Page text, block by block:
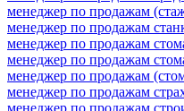
менеджер по продажам
менеджер по продажам
менеджер по продажам
менеджер по продажам
менеджер по продажам
менеджер по продажам
менеджер по продажам